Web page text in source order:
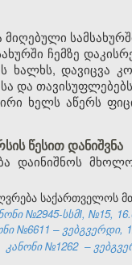
ჩემზე
ხალხს, დავიცვა
და
ხელს აწერს
წესით დანიშვნა
დაინიშნოს
№2945-სსმI, №15,
№6611 – ვებგვერდი,
კანონი №1262 –